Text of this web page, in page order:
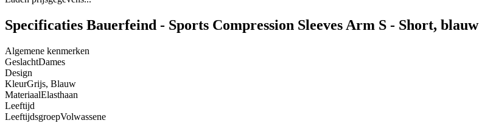
Specificaties Bauerfeind - Sports Compression Sleeves Arm S - Short, blauw
Algemene kenmerken
GeslachtDames
Design
KleurGrijs, Blauw
MateriaalElasthaan
Leeftijd
LeeftijdsgroepVolwassene